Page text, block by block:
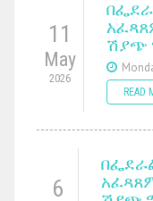
11
May
2026
ሽያጭ
READ
6